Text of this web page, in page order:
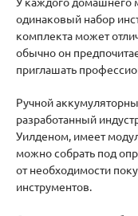
одинаковый набор
комплекта может
обычно он
приглашать
Ручной
разработанный
Уилденом, имеет
можно собрать под
от необходимости
инструментов.